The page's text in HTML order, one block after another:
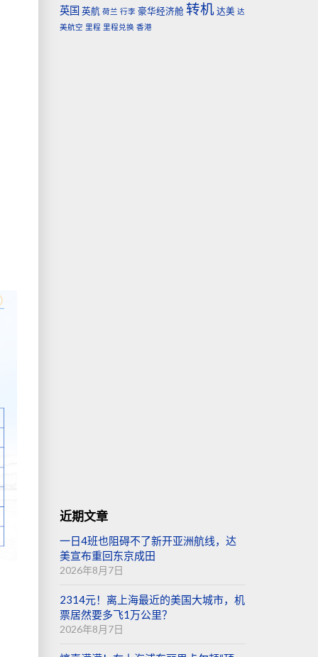
英国 英航 荷兰 行李 豪华经济舱 转机 达美 达
美航空 里程 里程兑换 香港
近期文章
一日4班也阻碍不了新开亚洲航线，达
美宣布重回东京成田
2026年8月7日
2314元！离上海最近的美国大城市，机
票居然要多飞1万公里？
2026年8月7日